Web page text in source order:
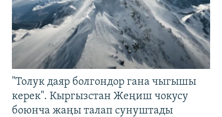
"Толук даяр болгондор гана чыгышы
керек". Кыргызстан Жеңиш чокусу
боюнча жаңы талап сунуштады